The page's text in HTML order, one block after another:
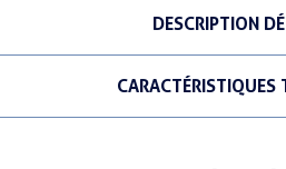
DESCRIPTION
CARACTÉRISTIQUES